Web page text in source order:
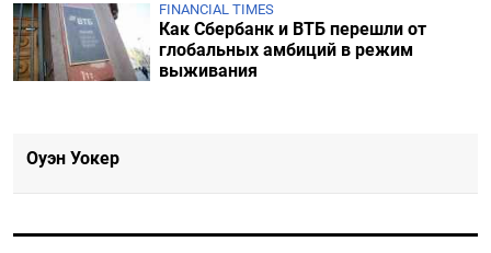
FINANCIAL TIMES
Как Сбербанк и ВТБ перешли от
глобальных амбиций в режим
выживания
Оуэн Уокер